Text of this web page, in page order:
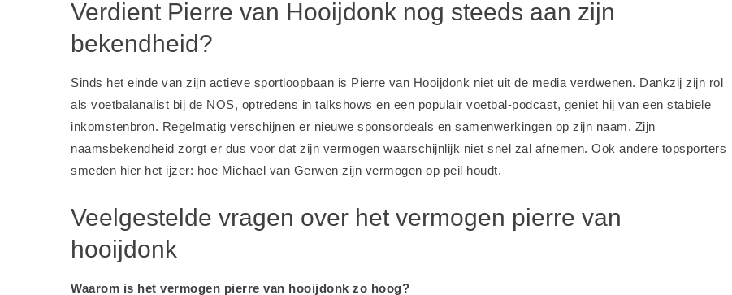
Verdient Pierre van Hooijdonk nog steeds aan zijn
bekendheid?
Sinds het einde van zijn actieve sportloopbaan is Pierre van Hooijdonk niet uit de media verdwenen. Dankzij zijn rol
als voetbalanalist bij de NOS, optredens in talkshows en een populair voetbal-podcast, geniet hij van een stabiele
inkomstenbron. Regelmatig verschijnen er nieuwe sponsordeals en samenwerkingen op zijn naam. Zijn
naamsbekendheid zorgt er dus voor dat zijn vermogen waarschijnlijk niet snel zal afnemen. Ook andere topsporters
smeden hier het ijzer: hoe Michael van Gerwen zijn vermogen op peil houdt.
Veelgestelde vragen over het vermogen pierre van
hooijdonk
Waarom is het vermogen pierre van hooijdonk zo hoog?